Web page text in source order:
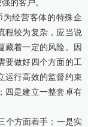
的客户。
经营客体的特殊企
程较为复杂，应当说
藏着一定的风险。因
要做好四个方面的工
运行高效的监督约束
四是建立一整套卓有
个方面着手：一是实